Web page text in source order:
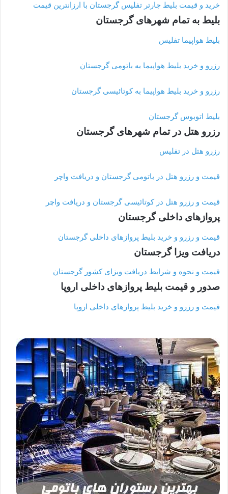
خرید و قیمت بلیط چارتر تفلیس گرجستان با ارزانترین قیمت
بلیط به تمام شهرهای گرجستان
بلیط هواپیما تفلیس
رزرو و خرید بلیط هواپیما به باتومی گرجستان
رزرو و خرید بلیط هواپیما به کوتائیسی گرجستان
بلیط اتوبوس گرجستان
رزرو هتل در تمام شهرهای گرجستان
رزرو هتل در تفلیس
قیمت و رزرو هتل در باتومی گرجستان و دریافت واچر
قیمت و رزرو هتل در کوتائیسی گرجستان و دریافت واچر
پروازهای داخلی گرجستان
قیمت و رزرو و خرید بلیط پروازهای داخلی گرجستان
دریافت ویزا گرجستان
قیمت و نحوه و شرایط دریافت ویزای کشور گرجستان
صدور و قیمت بلیط پروازهای داخلی اروپا
قیمت و رزرو و خرید بلیط پروازهای داخلی اروپا